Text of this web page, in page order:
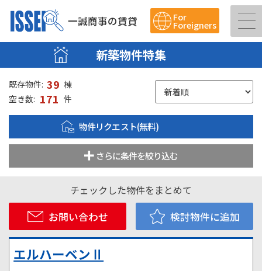
一誠商事の賃貸 For
Foreigners
新築物件特集
既存物件: 39 棟
空き数: 171 件
物件リクエスト(無料)
さらに条件を絞り込む
チェックした物件をまとめて
お問い合わせ
検討物件に追加
エルハーベンⅡ